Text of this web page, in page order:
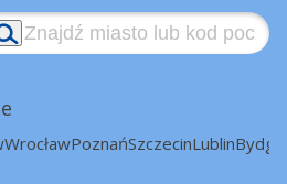
WrocławPoznańSzczecinLublin